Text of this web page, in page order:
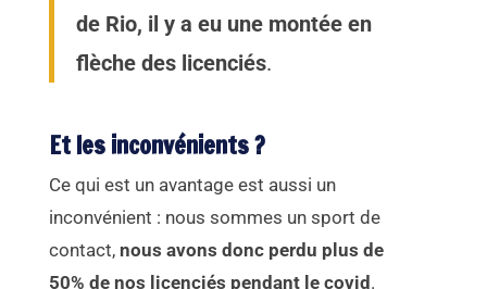
de Rio, il y a eu une montée en
flèche des licenciés.
Et les inconvénients ?
Ce qui est un avantage est aussi un
inconvénient : nous sommes un sport de
contact,nous avons donc perdu plus de
50% de nos licenciés pendant le covid .